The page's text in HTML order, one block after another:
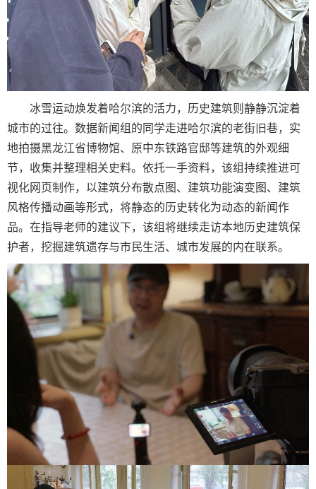
冰雪运动焕发着哈尔滨的活力，历史建筑则静静沉淀着
城市的过往。数据新闻组的同学走进哈尔滨的老街旧巷，实
地拍摄黑龙江省博物馆、原中东铁路官邸等建筑的外观细
节，收集并整理相关史料。依托一手资料，该组持续推进可
视化网页制作，以建筑分布散点图、建筑功能演变图、建筑
风格传播动画等形式，将静态的历史转化为动态的新闻作
品。在指导老师的建议下，该组将继续走访本地历史建筑保
护者，挖掘建筑遗存与市民生活、城市发展的内在联系。